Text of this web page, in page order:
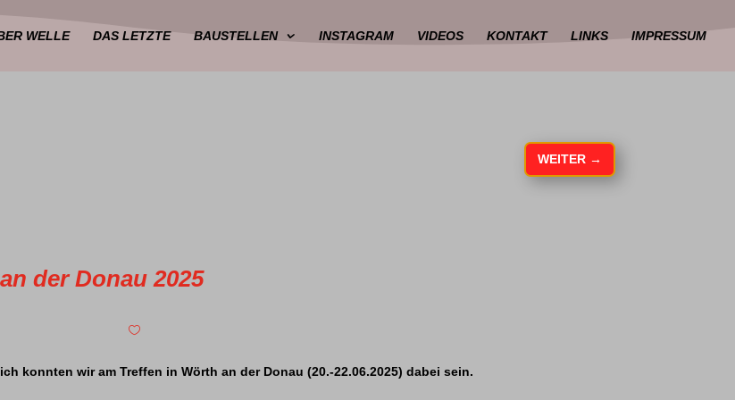
WELLE DAS LETZTE BAUSTELLEN INSTAGRAM VIDEOS KONTAKT LINKS IMPRESSUM
WEITER→
der Donau 2025

konnten wir am Treffen in Wörth an der Donau (20.-22.06.2025) dabei sein.